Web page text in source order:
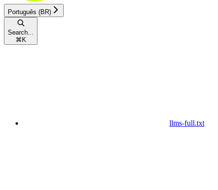
Português (BR)
Search...
⌘ K
llms-full.txt